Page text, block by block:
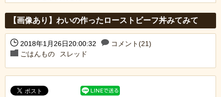
【画像あり】わいの作ったローストビーフ丼みてみて
2018年1月26日20:00:32
コメント(21)
ごはんもの
スレッド